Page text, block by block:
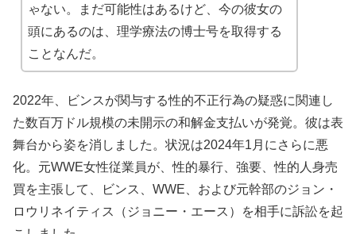
ゃない。まだ可能性はあるけど、今の彼女の
頭にあるのは、理学療法の博士号を取得する
ことなんだ。
2022年、ビンスが関与する性的不正行為の疑惑に関連し
た数百万ドル規模の未開示の和解金支払いが発覚。彼は表
舞台から姿を消しました。状況は2024年1月にさらに悪
化。元WWE女性従業員が、性的暴行、強要、性的人身売
買を主張して、ビンス、WWE、および元幹部のジョン・
ロウリネイティス（ジョニー・エース）を相手に訴訟を起